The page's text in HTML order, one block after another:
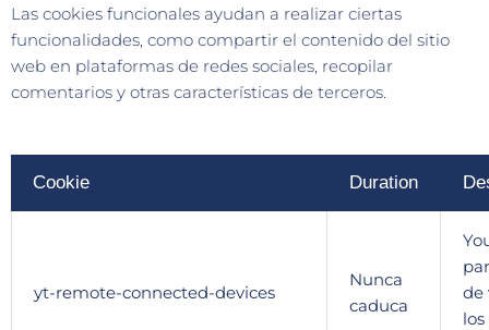
Las cookies funcionales ayudan a realizar ciertas
funcionalidades, como compartir el contenido del sitio
web en plataformas de redes sociales, recopilar
comentarios y otras características de terceros.
Cookie Duration
yt-remote-connected-devices
Nunca
caduca
de